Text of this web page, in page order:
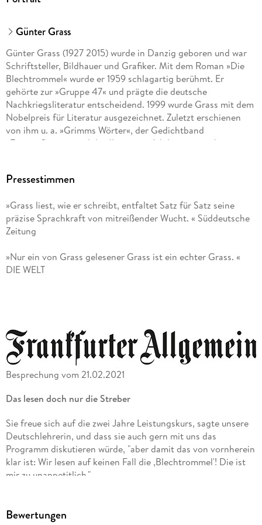
Günter Grass
Günter Grass (1927 2015) wurde in Danzig geboren und war
Schriftsteller, Bildhauer und Grafiker. Mit dem Roman »Die
Blechtrommel« wurde er 1959 schlagartig berühmt. Er
gehörte zur »Gruppe 47« und prägte die deutsche
Nachkriegsliteratur entscheidend. 1999 wurde Grass mit dem
Nobelpreis für Literatur ausgezeichnet. Zuletzt erschienen
von ihm u. a. »Grimms Wörter«, der Gedichtband
»Eintagsfliegen« und die illustrierte Jubiläumsausgabe seines
Pressestimmen
»Grass liest, wie er schreibt, entfaltet Satz für Satz seine
präzise Sprachkraft von mitreißender Wucht. « Süddeutsche
Zeitung
»Nur ein von Grass gelesener Grass ist ein echter Grass. «
DIE WELT
Besprechung vom 21.02.2021
Das lesen doch nur die Streber
Sie freue sich auf die zwei Jahre Leistungskurs, sagte unsere
Deutschlehrerin, und dass sie auch gern mit uns das
Programm diskutieren würde, "aber damit das von vornherein
klar ist: Wir lesen auf keinen Fall die ,Blechtrommel'! Die ist
mir zu unappetitlich."
von Schullektüre traumatisiert sind. Aber eine von
Bewertungen